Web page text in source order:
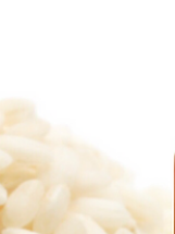
prodotti vegani e
settore, in
del Master...